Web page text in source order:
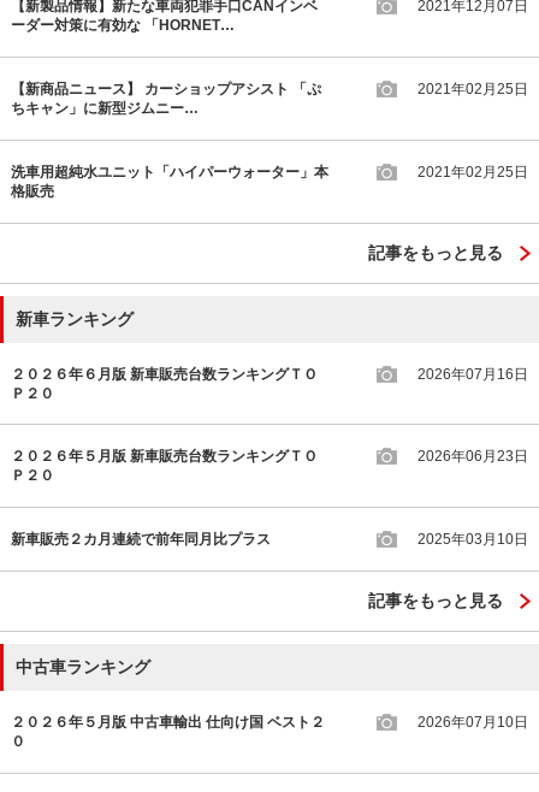
【新製品情報】新たな車両犯罪手口CANインベ
ーダー対策に有効な 「HORNET…
2021年12月07日
【新商品ニュース】 カーショップアシスト 「ぷ
ちキャン」に新型ジムニー…
2021年02月25日
洗車用超純水ユニット「ハイパーウォーター」本
格販売
2021年02月25日
記事をもっと見る
新車ランキング
２０２６年６月版 新車販売台数ランキングＴＯ
Ｐ２０
2026年07月16日
２０２６年５月版 新車販売台数ランキングＴＯ
Ｐ２０
2026年06月23日
新車販売２カ月連続で前年同月比プラス 2025年03月10日
記事をもっと見る
中古車ランキング
２０２６年５月版 中古車輸出 仕向け国 ベスト２
０
2026年07月10日